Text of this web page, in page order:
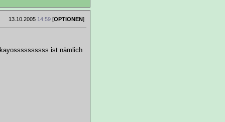
13.10.2005 14:59 [OPTIONEN]
kayossssssssss ist nämlich